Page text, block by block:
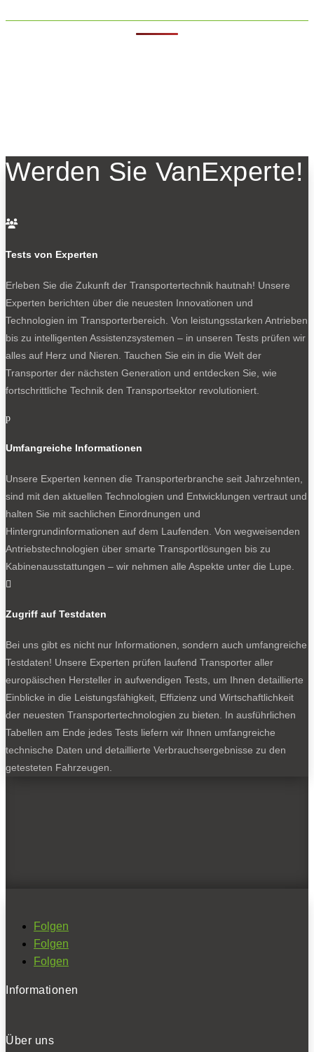
Werden Sie VanExperte!

Tests von Experten
Erleben Sie die Zukunft der Transportertechnik hautnah! Unsere
Experten berichten über die neuesten Innovationen und
Technologien im Transporterbereich. Von leistungsstarken Antrieben
bis zu intelligenten Assistenzsystemen – in unseren Tests prüfen wir
alles auf Herz und Nieren. Tauchen Sie ein in die Welt der
Transporter der nächsten Generation und entdecken Sie, wie
fortschrittliche Technik den Transportsektor revolutioniert.
p
Umfangreiche Informationen
Unsere Experten kennen die Transporterbranche seit Jahrzehnten,
sind mit den aktuellen Technologien und Entwicklungen vertraut und
halten Sie mit sachlichen Einordnungen und
Hintergrundinformationen auf dem Laufenden. Von wegweisenden
Antriebstechnologien über smarte Transportlösungen bis zu
Kabinenausstattungen – wir nehmen alle Aspekte unter die Lupe.

Zugriff auf Testdaten
Bei uns gibt es nicht nur Informationen, sondern auch umfangreiche
Testdaten! Unsere Experten prüfen laufend Transporter aller
europäischen Hersteller in aufwendigen Tests, um Ihnen detaillierte
Einblicke in die Leistungsfähigkeit, Effizienz und Wirtschaftlichkeit
der neuesten Transportertechnologien zu bieten. In ausführlichen
Tabellen am Ende jedes Tests liefern wir Ihnen umfangreiche
technische Daten und detaillierte Verbrauchsergebnisse zu den
getesteten Fahrzeugen.
Folgen
Folgen
Folgen
Informationen
Über uns